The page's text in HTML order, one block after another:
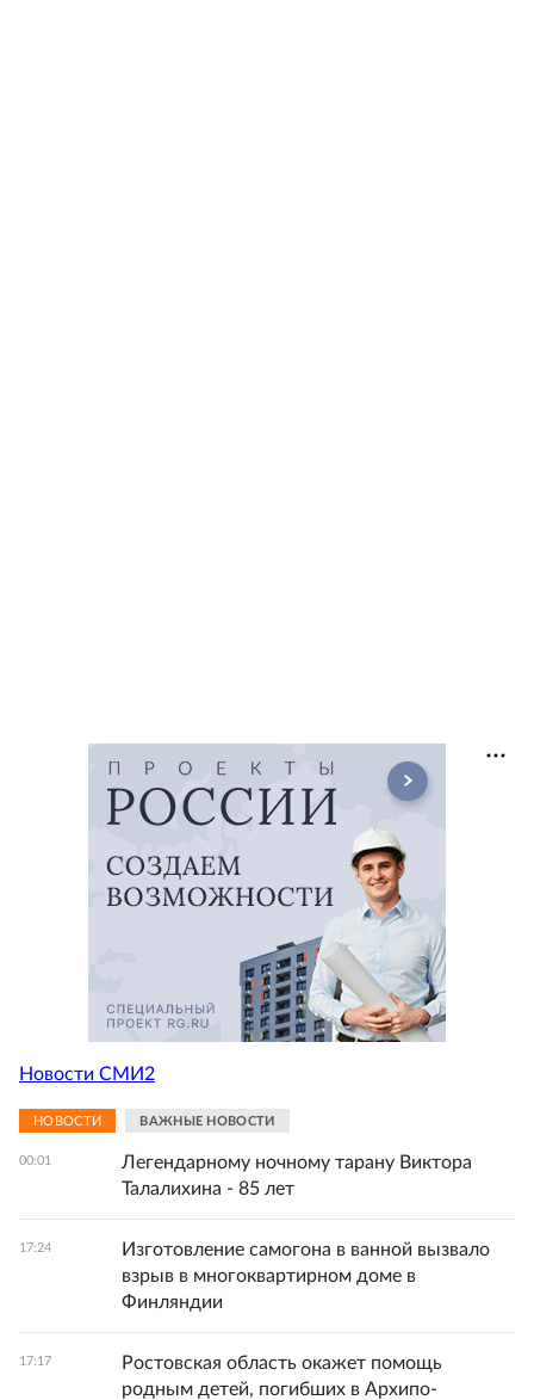
Новости СМИ2
НОВОСТИ ВАЖНЫЕ НОВОСТИ
00:01
Легендарному ночному тарану Виктора
Талалихина - 85 лет
17:24
Изготовление самогона в ванной вызвало
взрыв в многоквартирном доме в
Финляндии
17:17
Ростовская область окажет помощь
родным детей, погибших в Архипо-